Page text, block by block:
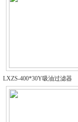
LXZS-400*30Y吸油过滤器